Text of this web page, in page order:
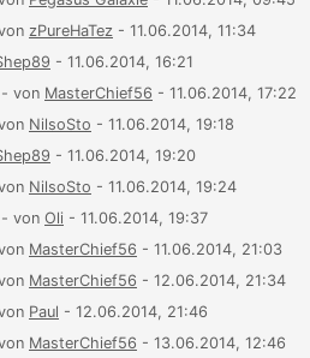
zPureHaTez - 11.06.2014, 11:34
- 11.06.2014, 16:21
- von MasterChief56 - 11.06.2014, 17:22
NilsoSto - 11.06.2014, 19:18
- 11.06.2014, 19:20
NilsoSto - 11.06.2014, 19:24
- von Oli - 11.06.2014, 19:37
MasterChief56 - 11.06.2014, 21:03
MasterChief56 - 12.06.2014, 21:34
Paul - 12.06.2014, 21:46
MasterChief56 - 13.06.2014, 12:46